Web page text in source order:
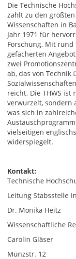
Die Technische
zählt zu den
Wissenschaften in
Jahr 1971 für
Forschung. Mit
gefächerten
zwei
ab, das von Technik
reicht. Die THWS
verwurzelt, sondern
was sich in
vielseitigen
widerspiegelt.
Kontakt:
Technische
Leitung Stabsstelle
Dr. Monika Heitz
Wissenschaftliche
Carolin Gläser
Münzstr. 12